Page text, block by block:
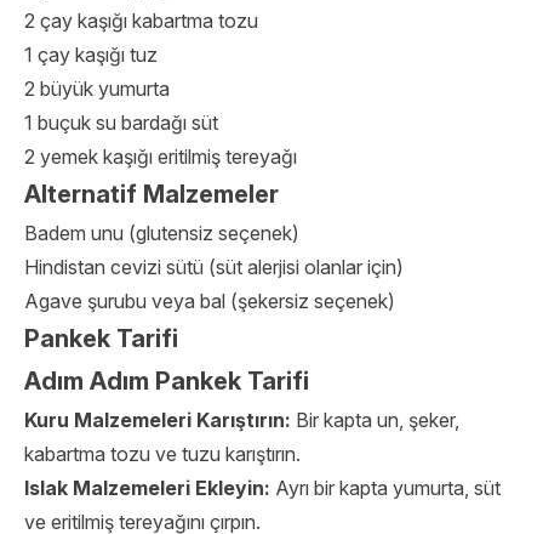
2 çay kaşığı kabartma tozu
1 çay kaşığı tuz
2 büyük yumurta
1 buçuk su bardağı süt
2 yemek kaşığı eritilmiş tereyağı
Alternatif Malzemeler
Badem unu (glutensiz seçenek)
Hindistan cevizi sütü (süt alerjisi olanlar için)
Agave şurubu veya bal (şekersiz seçenek)
Pankek Tarifi
Adım Adım Pankek Tarifi
Kuru Malzemeleri Karıştırın: Bir kapta un, şeker,
kabartma tozu ve tuzu karıştırın.
Islak Malzemeleri Ekleyin: Ayrı bir kapta yumurta, süt
ve eritilmiş tereyağını çırpın.